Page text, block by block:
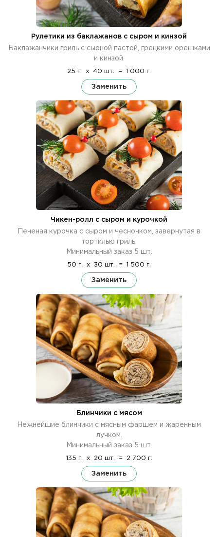
Рулетики из баклажанов с сыром и кинзой
Баклажанчики гриль с сырной пастой, грецкими орешками
и кинзой.
25 г. x 40 шт. = 1 000 г.
Заменить
Чикен-ролл с сыром и курочкой
Печеная курочка с сыром и чесночком, завернутая в
тортилью гриль.
Минимальный заказ 5 шт.
50 г. x 30 шт. = 1 500 г.
Заменить
Блинчики с мясом
Нежнейшие блинчики с мясным фаршем и жаренным
лучком.
Минимальный заказ 5 шт.
135 г. x 20 шт. = 2 700 г.
Заменить